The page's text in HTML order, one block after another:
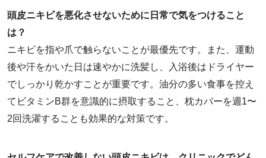
頭皮ニキビを悪化させないために日常で気をつけること
は？
ニキビを指や爪で触らないことが最優先です。また、運動
後や汗をかいた日は速やかに洗髪し、入浴後はドライヤー
でしっかり乾かすことが重要です。油分の多い食事を控え
てビタミンB群を意識的に摂取すること、枕カバーを週1〜
2回洗濯することも効果的な対策です。